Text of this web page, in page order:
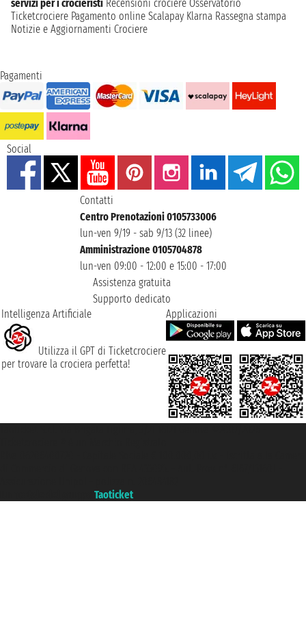
servizi per i crocieristi Recensioni crociere Osservatorio
Ticketcrociere Pagamento online Scalapay Klarna Rassegna stampa
Notizie e Aggiornamenti Crociere
Pagamenti
Social
Contatti
Centro Prenotazioni 0105733006
lun-ven 9/19 - sab 9/13 (32 linee)
Amministrazione 0105704878
lun-ven 09:00 - 12:00 e 15:00 - 17:00
Assistenza gratuita
Supporto dedicato
Intelligenza Artificiale
Utilizza il GPT di Ticketcrociere
per trovare la crociera perfetta!
Applicazioni
Taoticket